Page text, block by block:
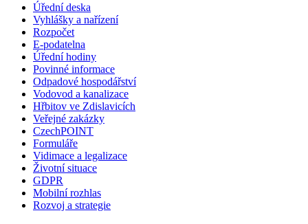
Úřední deska
Vyhlášky a nařízení
Rozpočet
E-podatelna
Úřední hodiny
Povinné informace
Odpadové hospodářství
Vodovod a kanalizace
Hřbitov ve Zdislavicích
Veřejné zakázky
CzechPOINT
Formuláře
Vidimace a legalizace
Životní situace
GDPR
Mobilní rozhlas
Rozvoj a strategie